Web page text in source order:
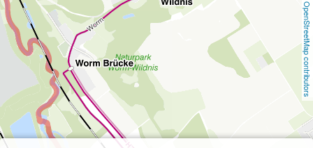
OpenStreetMap contributors